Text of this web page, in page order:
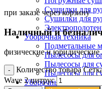
Сушилки для
Сушилки для
Уборочная техника
Подметальные
Пылесосы для
Пылесосы для
Пылесосы для
Уборочный инвентарь
при заказе через корзину
Наличный и
физические и юридические
Количество товара
Wave 2 цитрус